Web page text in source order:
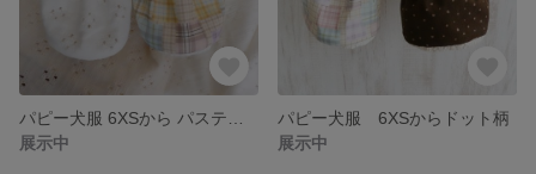
展示中
パピー犬服 6XSからドット柄
展示中